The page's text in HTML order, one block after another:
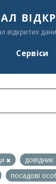
відкритих
Сервіси
довідник
посадові